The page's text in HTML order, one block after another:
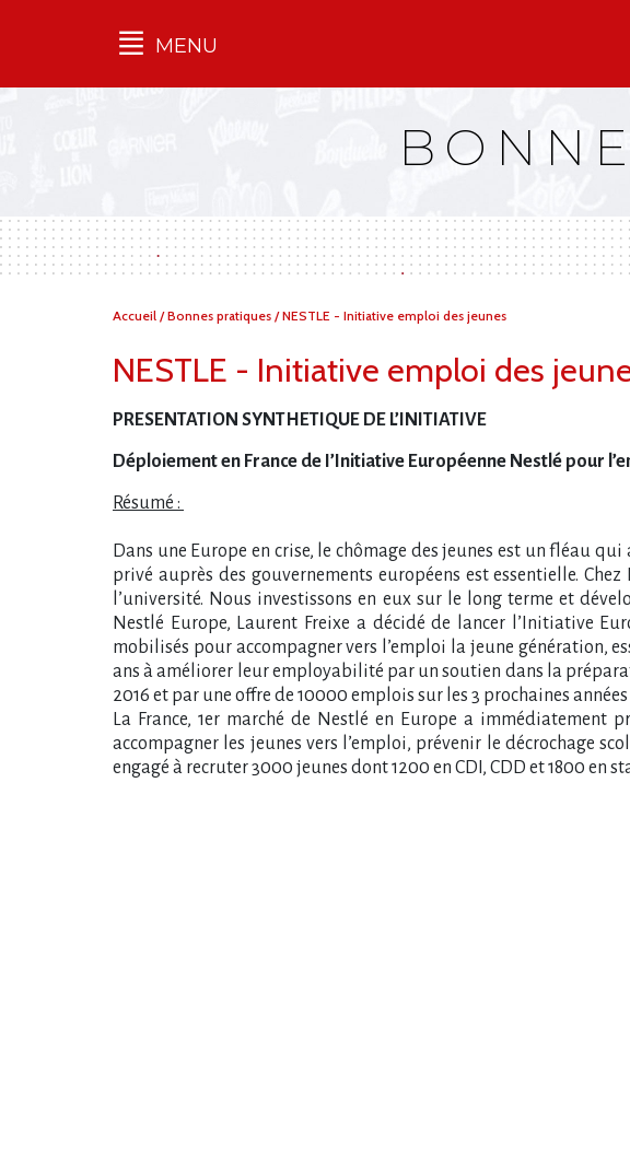
Qu'est-ce que l’Ilec
Campagnes
multimarques
MENU
Vous
Accueil /Bonnes pratiques /NESTLE - Initiative emploi des jeunes
NESTLE - Initiative emploi des
PRESENTATION SYNTHETIQUE DE L’INITIATIVE
Déploiement en France de I’Initiative Européenne Nestlé pour
Résumé :
Dans une Europe en crise, le chômage des jeunes est un fléau
privé auprès des gouvernements européens est essentielle.
l’université. Nous investissons en eux sur le long terme et
Nestlé Europe, Laurent Freixe a décidé de lancer l’Initiative
mobilisés pour accompagner vers l’emploi la jeune génération,
ans à améliorer leur employabilité par un soutien dans la
2016 et par une offre de 10000 emplois sur les 3 prochaines
La France, 1er marché de Nestlé en Europe a
accompagner les jeunes vers l’emploi, prévenir le décrochage
engagé à recruter 3000 jeunes dont 1200 en CDI, CDD et 1800 en